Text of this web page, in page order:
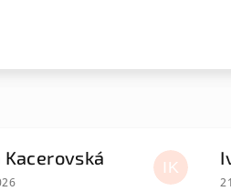
Kacerovská
obchodu je 5 z 5 hvězdiček.
IK